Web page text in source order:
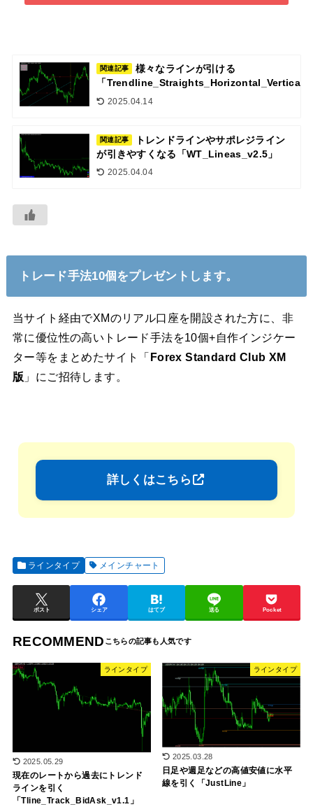
関連記事
様々なラインが引ける
「
2025.04.14
関連記事
トレンドラインやサポレジライン
が引きやすくなる「WT_Lineas_v2.5」
2025.04.04
トレード手法10個をプレゼントします。
当サイト経由でXMのリアル口座を開設された方に、非
常に優位性の高いトレード手法を10個+自作インジケー
ター等をまとめたサイト「 Forex Standard Club XM
版 」にご招待します。
詳しくはこちら
ラインタイプ メインチャート
ポスト シェア はてブ 送る Pocket
RECOMMEND
ラインタイプ
2025.05.29
現在のレートから過去にトレンド
ラインを引く
「Tline_Track_BidAsk_v1.1」
ラインタイプ
2025.03.28
日足や週足などの高値安値に水平
線を引く「JustLine」